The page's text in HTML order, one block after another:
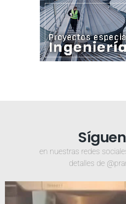
en nuestras redes
detalles de